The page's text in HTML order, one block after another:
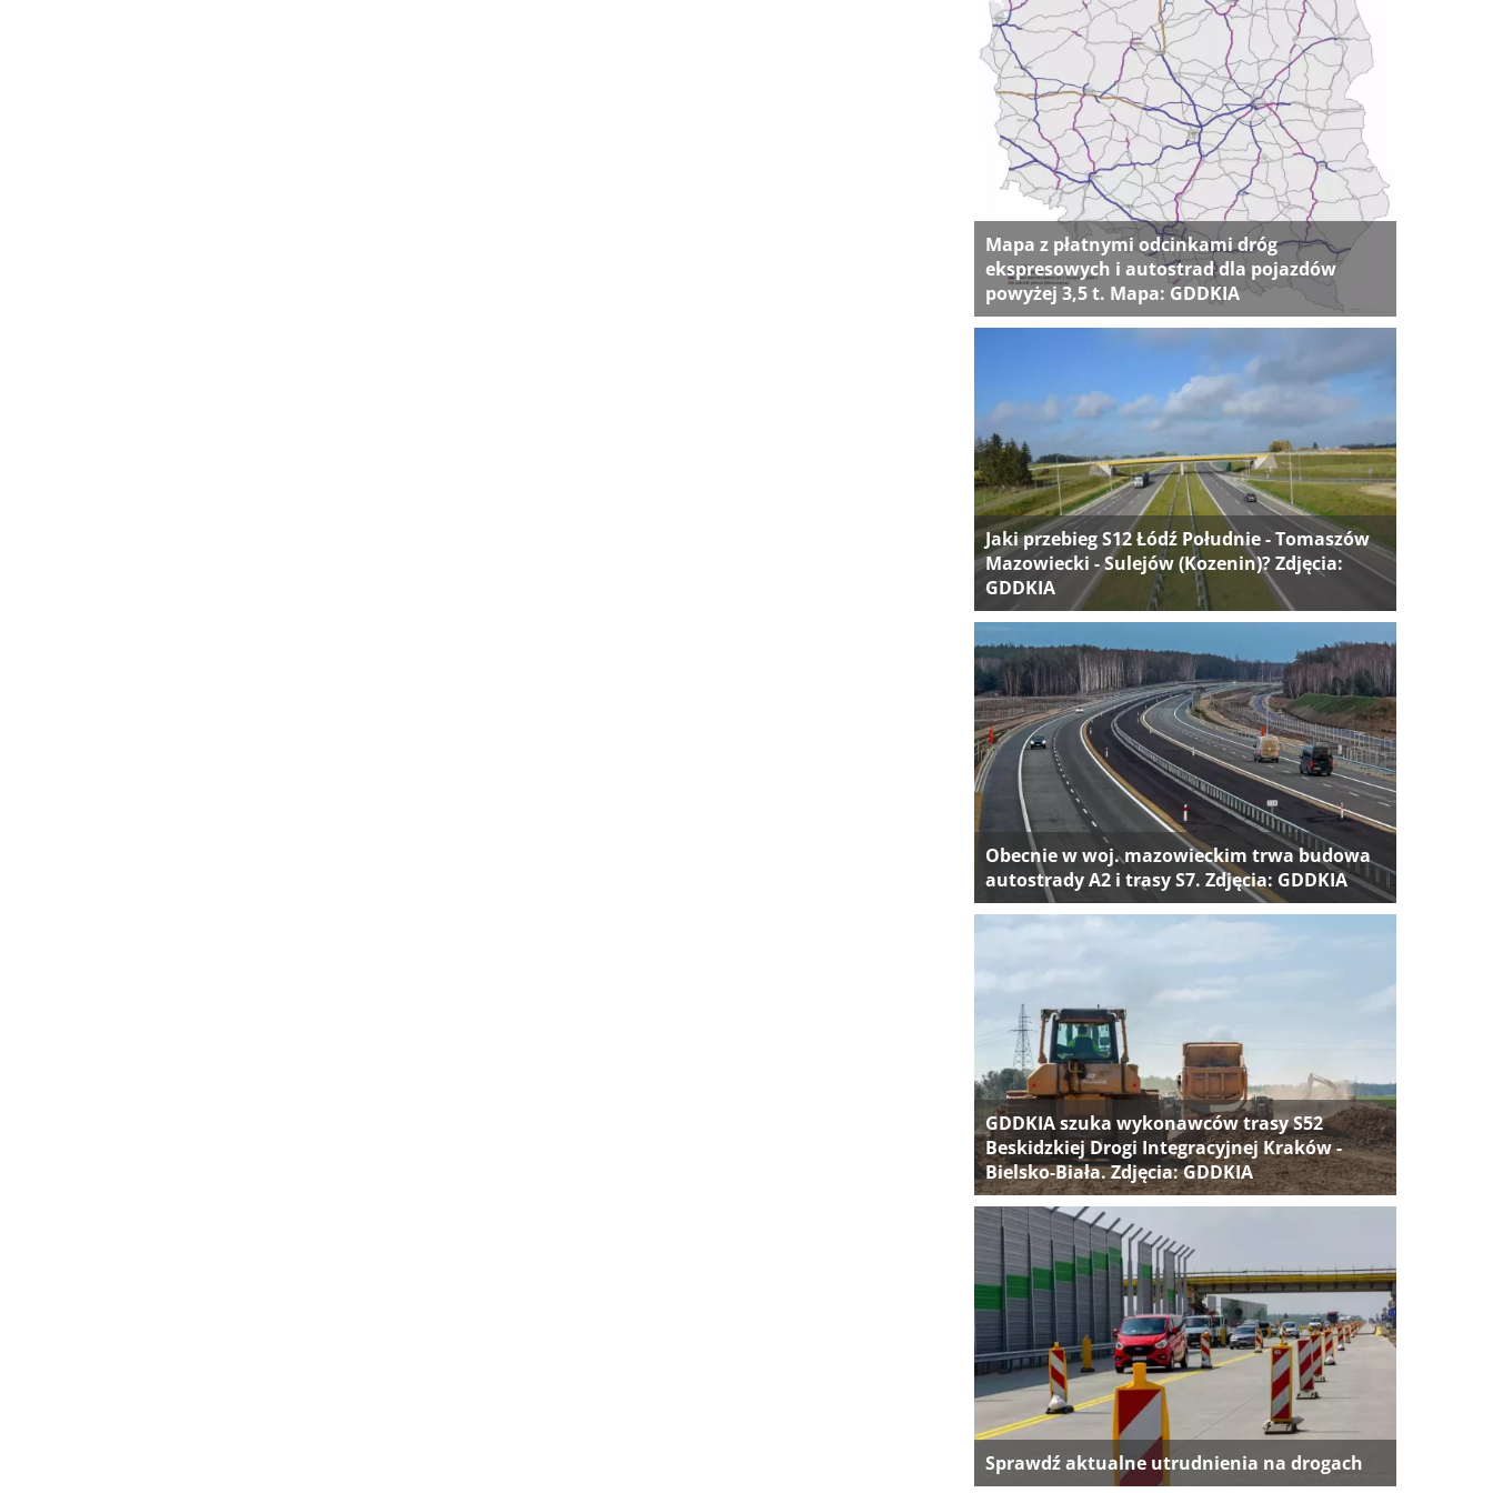
Mapa z płatnymi odcinkami dróg
ekspresowych i autostrad dla pojazdów
powyżej 3,5 t. Mapa: GDDKIA
Jaki przebieg S12 Łódź Południe - Tomaszów
Mazowiecki - Sulejów (Kozenin)? Zdjęcia:
GDDKIA
Obecnie w woj. mazowieckim trwa budowa
autostrady A2 i trasy S7. Zdjęcia: GDDKIA
GDDKIA szuka wykonawców trasy S52
Beskidzkiej Drogi Integracyjnej Kraków -
Bielsko-Biała. Zdjęcia: GDDKIA
Sprawdź aktualne utrudnienia na drogach